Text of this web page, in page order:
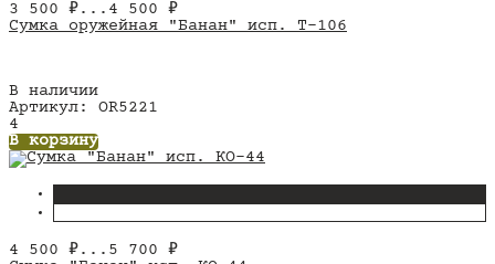
3 500 ₽ ... 4 500 ₽
Сумка оружейная "Банан" исп. Т-106
В наличии
Артикул: OR5221
4
В корзину
4 500 ₽ ... 5 700 ₽